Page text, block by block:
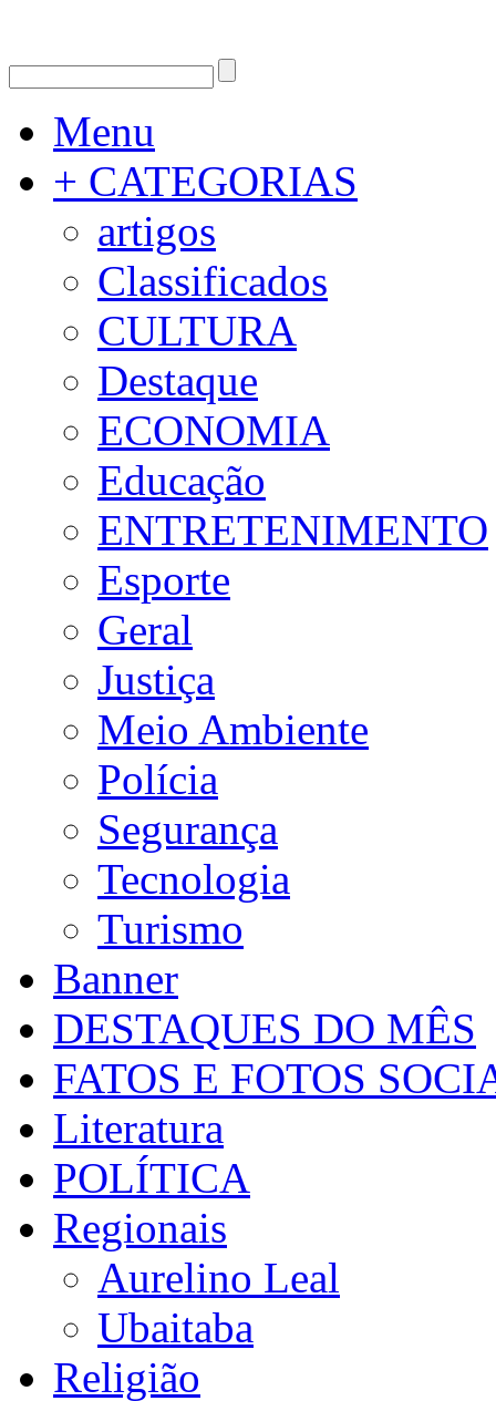
Menu
+ CATEGORIAS
artigos
Classificados
CULTURA
Destaque
ECONOMIA
Educação
ENTRETENIMENTO
Esporte
Geral
Justiça
Meio Ambiente
Polícia
Segurança
Tecnologia
Turismo
Banner
DESTAQUES DO MÊS
FATOS E FOTOS
Literatura
POLÍTICA
Regionais
Aurelino Leal
Ubaitaba
Religião